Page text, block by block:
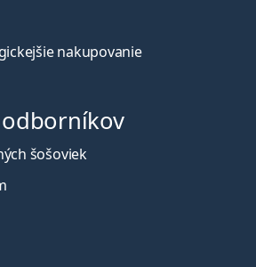
nakupovanie
odborníkov
šošoviek